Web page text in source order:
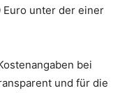
unter der einer
bei
und für die